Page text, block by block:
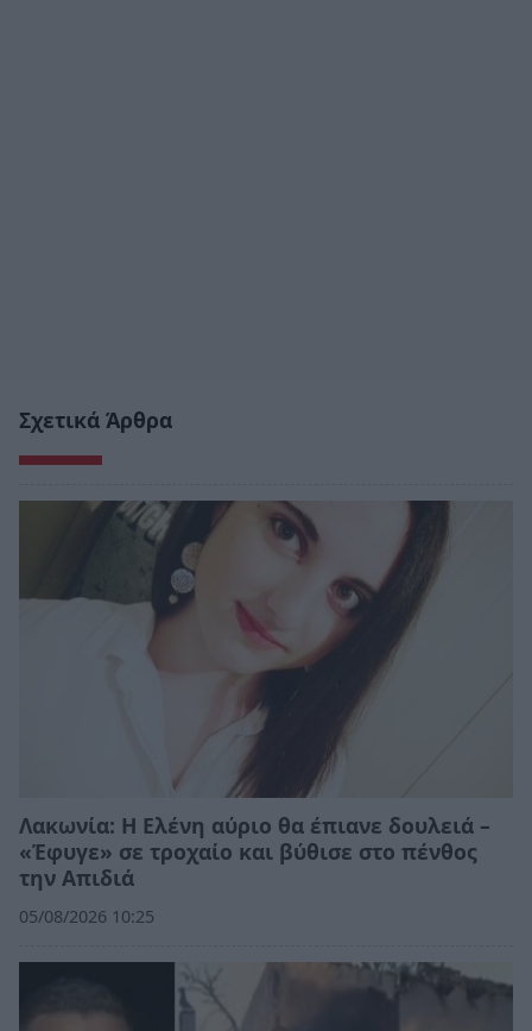
Σχετικά Άρθρα
Λακωνία: Η Ελένη αύριο θα έπιανε δουλειά –
«Έφυγε» σε τροχαίο και βύθισε στο πένθος
την Απιδιά
05/08/2026 10:25